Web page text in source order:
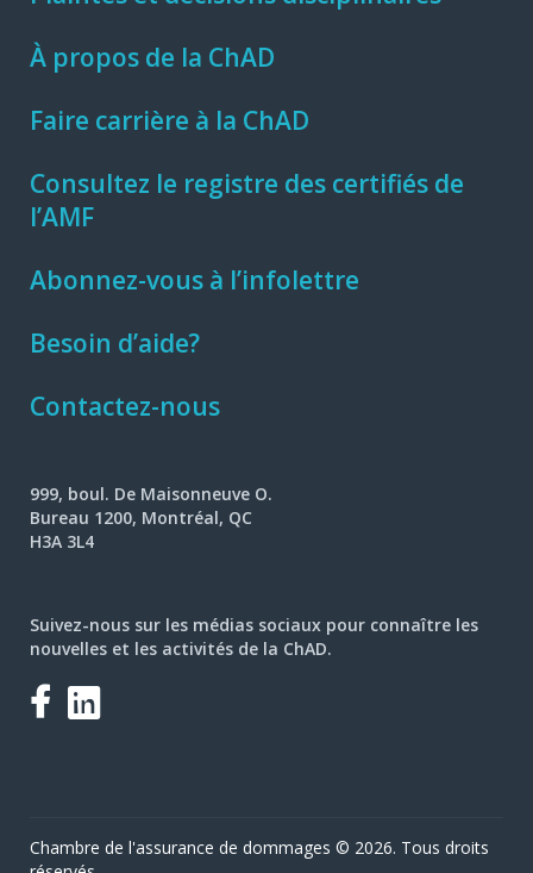
À propos de la ChAD
Faire carrière à la ChAD
Consultez le registre des certifiés de
l’AMF
Abonnez-vous à l’infolettre
Besoin d’aide?
Contactez-nous
999, boul. De Maisonneuve O.
Bureau 1200, Montréal, QC
H3A 3L4
Suivez-nous sur les médias sociaux pour connaître les
nouvelles et les activités de la ChAD.
Facebook
LinkedIn
Chambre de l'assurance de dommages © 2026. Tous droits